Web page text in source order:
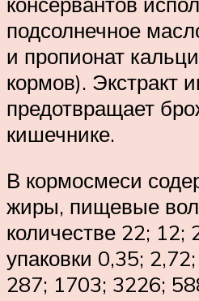
подсолнечное
и пропионат
кормов). Экстракт
предотвращает
кишечнике.
В кормосмеси
жиры, пищевые
количестве 22; 12;
упаковки 0,35;
287; 1703; 3226;